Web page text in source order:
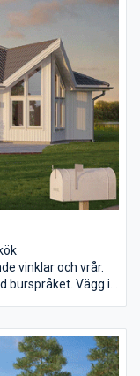
av. Trubaduren
med badkar och
trädgården.
vinklar och vrår.
burspråket. Vägg i
av huset. Här
till både
finns ytterligare ett